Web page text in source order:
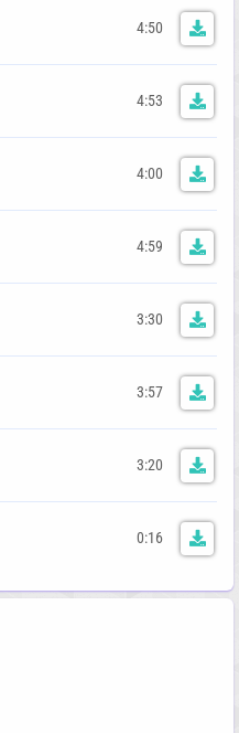
4:50
4:53
4:00
4:59
3:30
3:57
3:20
0:16